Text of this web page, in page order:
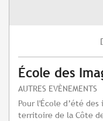
École des
AUTRES EVÈNEMENTS
Pour l'École d’été
territoire de la Côte